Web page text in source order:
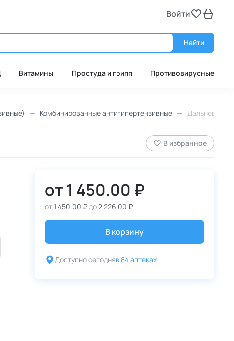
Войти
Найти
Витамины Простуда и грипп Противовирусные
Комбинированные антигипертензивные Дальнева, 5
В избранное
от 1 450.00 ₽
от1 450.00 ₽до2 226.00 ₽
В корзину
Доступно сегодняв 84 аптеках